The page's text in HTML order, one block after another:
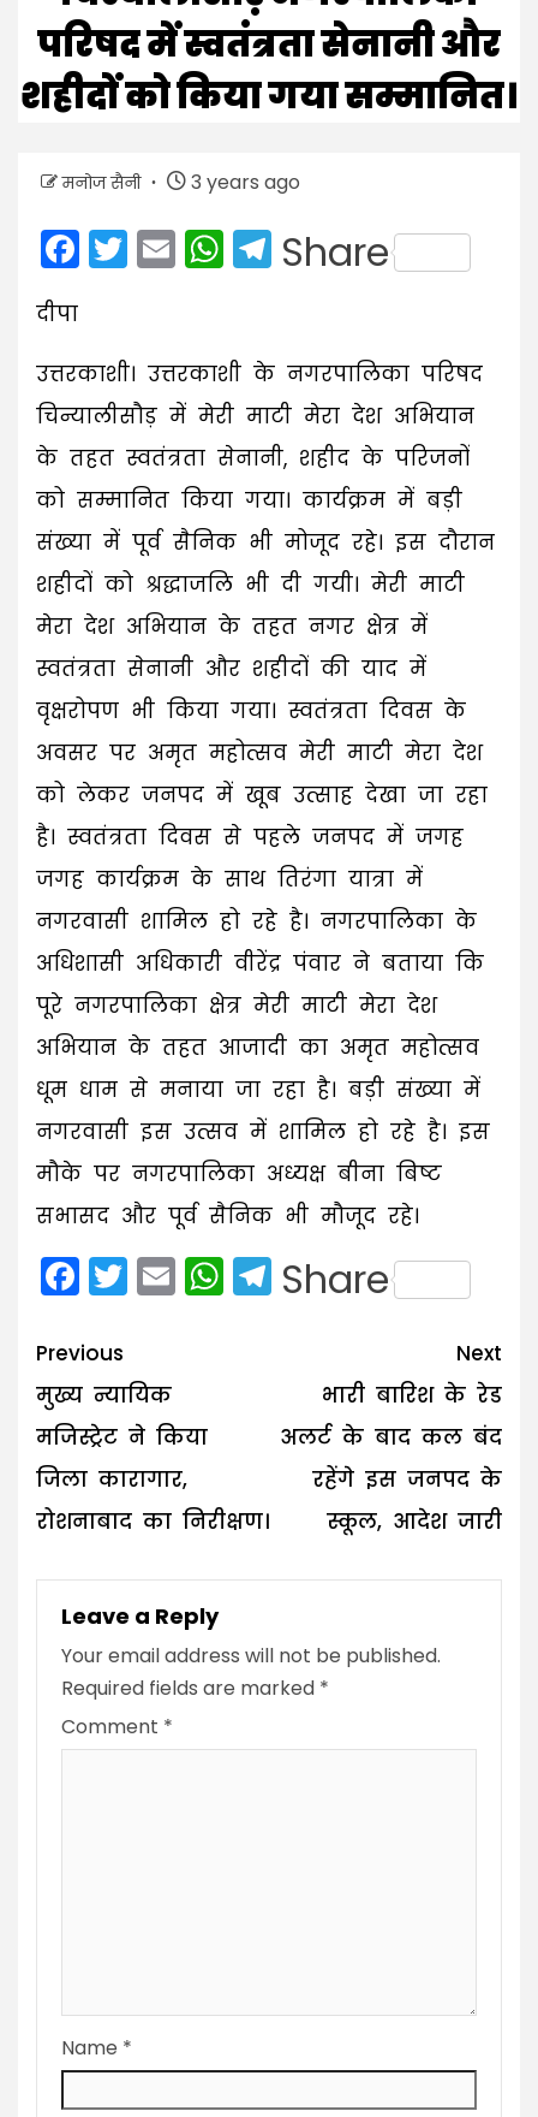
परिषद में स्वतंत्रता सेनानी और
शहीदों को किया गया सम्मानित।
मनोज सैनी 3 years ago
Facebook
Twitter
EmailWhatsApp
Telegram
Share
दीपा
उत्तरकाशी। उत्तरकाशी के नगरपालिका परिषद
चिन्यालीसौड़ में मेरी माटी मेरा देश अभियान
के तहत स्वतंत्रता सेनानी, शहीद के परिजनों
को सम्मानित किया गया। कार्यक्रम में बड़ी
संख्या में पूर्व सैनिक भी मोजूद रहे। इस दौरान
शहीदों को श्रद्धाजलि भी दी गयी। मेरी माटी
मेरा देश अभियान के तहत नगर क्षेत्र में
स्वतंत्रता सेनानी और शहीदों की याद में
वृक्षरोपण भी किया गया। स्वतंत्रता दिवस के
अवसर पर अमृत महोत्सव मेरी माटी मेरा देश
को लेकर जनपद में खूब उत्साह देखा जा रहा
है। स्वतंत्रता दिवस से पहले जनपद में जगह
जगह कार्यक्रम के साथ तिरंगा यात्रा में
नगरवासी शामिल हो रहे है। नगरपालिका के
अधिशासी अधिकारी वीरेंद्र पंवार ने बताया कि
पूरे नगरपालिका क्षेत्र मेरी माटी मेरा देश
अभियान के तहत आजादी का अमृत महोत्सव
धूम धाम से मनाया जा रहा है। बड़ी संख्या में
नगरवासी इस उत्सव में शामिल हो रहे है। इस
मौके पर नगरपालिका अध्यक्ष बीना बिष्ट
सभासद और पूर्व सैनिक भी मौजूद रहे।
Facebook
Twitter
EmailWhatsApp
Telegram
Share
Post
navigation
Previous
मुख्य न्यायिक
मजिस्ट्रेट ने किया
जिला कारागार,
रोशनाबाद का निरीक्षण।
Next
भारी बारिश के रेड
अलर्ट के बाद कल बंद
रहेंगे इस जनपद के
स्कूल, आदेश जारी
Leave a Reply
Your email address will not be published.
Required fields are marked *
Comment *
Name *